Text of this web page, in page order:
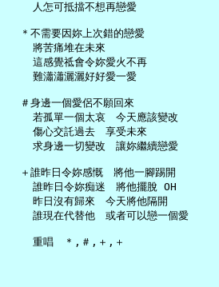
     人怎可抵擋不想再戀愛
   ＊不需要因妳上次錯的戀愛
     將苦痛堆在未來
     這感覺祗會令妳愛火不再
     難瀟瀟灑灑好好愛一愛
   ＃身邊一個愛侶不願回來
     若孤單一個太哀　今天應該變改
     傷心交託過去　享受未來
     求身邊一切變改　讓妳繼續戀愛
   ＋誰昨日令妳感慨　將他一腳踢開
     誰昨日令妳痴迷　將他擺脫 OH
     昨日沒有歸來　今天將他隔開
     誰現在代替他　或者可以戀一個愛